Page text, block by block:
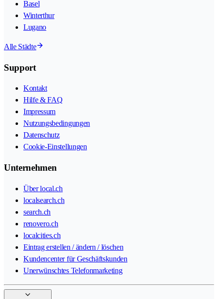
Basel
Winterthur
Lugano
Alle Städte
Support
Kontakt
Hilfe & FAQ
Impressum
Nutzungsbedingungen
Datenschutz
Cookie-Einstellungen
Unternehmen
Über local.ch
localsearch.ch
search.ch
renovero.ch
localcities.ch
Eintrag erstellen / ändern / löschen
Kundencenter für Geschäftskunden
Unerwünschtes Telefonmarketing